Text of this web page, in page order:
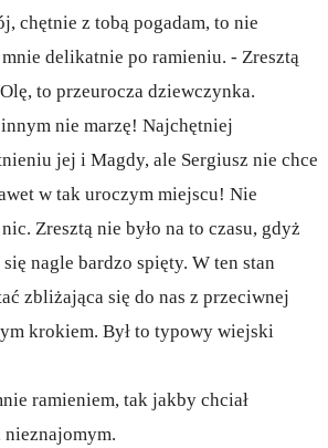
chętnie z tobą pogadam, to nie
delikatnie po ramieniu. - Zresztą
to przeurocza dziewczynka.
nie marzę! Najchętniej
jej i Magdy, ale Sergiusz nie chce
w tak uroczym miejscu! Nie
Zresztą nie było na to czasu, gdyż
nagle bardzo spięty. W ten stan
zbliżająca się do nas z przeciwnej
krokiem. Był to typowy wiejski
ramieniem, tak jakby chciał